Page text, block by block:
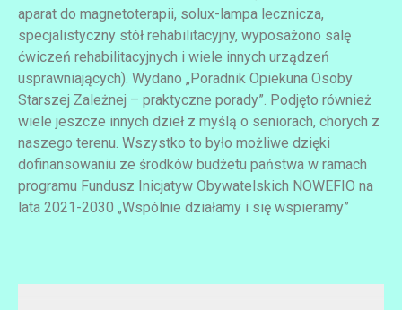
aparat do magnetoterapii, solux-lampa lecznicza,
specjalistyczny stół rehabilitacyjny, wyposażono salę
ćwiczeń rehabilitacyjnych i wiele innych urządzeń
usprawniających). Wydano „Poradnik Opiekuna Osoby
Starszej Zależnej – praktyczne porady”. Podjęto również
wiele jeszcze innych dzieł z myślą o seniorach, chorych z
naszego terenu. Wszystko to było możliwe dzięki
dofinansowaniu ze środków budżetu państwa w ramach
programu Fundusz Inicjatyw Obywatelskich NOWEFIO na
lata 2021-2030 „Wspólnie działamy i się wspieramy”